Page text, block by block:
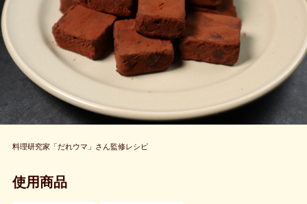
料理研究家「だれウマ」さん監修レシピ
使用商品